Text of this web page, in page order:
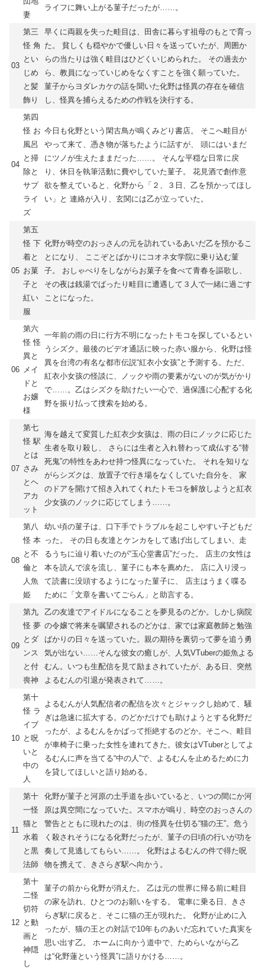
妻
ライフに舞い上がる菫子だったが……。
03
第三
怪 角
とい
じめ
と髪
飾り
早くに両親を失った畦目は、田舎に暮らす祖母のもとで育っ
た。 貧しくも穏やかで優しい日々を送っていたが、周囲か
らの当たりは強く畦目はひどくいじめられた。 その過去か
ら、教員になっていじめをなくすことを強く願っていた。
菫子からヨダレカケの話を聞いた化野は怪異の存在を確信
し、怪異を捕らえるための作戦を決行する。
04
第四
怪 お
風呂
と掃
除と
サプ
ライ
ズ
今日も化野という閑古鳥が鳴くみどり書店。 そこへ畦目が
やって来て、憑き物が落ちたように話すが、 頭にはいまだ
にツノが生えたままだった……。 そんな平穏な日常に戻
り、休日を執筆活動に費やしていた菫子。 花見酒で創作意
欲を整えていると、化野から「２、３日、乙を預かってほし
い」と 連絡が入り、玄関には乙が立っていた。
05
第五
怪 下
着と
お菓
子と
紅い
服
化野が時空のおっさんの元を訪れているあいだ乙を預かるこ
とになり、 ここぞとばかりにコオネ女学院に乗り込む菫
子。 おしゃべりをしながらお菓子を食べて青春を謳歌し、
その夜は銭湯でばったり畦目に遭遇して３人で一緒に過ごす
ことになった。
06
第六
怪 怪
異と
メイ
ドと
お嬢
様
一年前の雨の日に行方不明になったトモコを探しているとい
うシズク。最後のビデオ通話に映った赤い服から、化野は怪
異を台湾の有名な都市伝説“紅衣小女孩”と予測する。ただ、
紅衣小女孩の怪談に、ノックや雨の要素がないのが気がかり
で……。乙はシズクを助けたい一心で、過保護に心配する化
野を振り払って捜索を始める。
07
第七
怪 駅
とは
さみ
とヘ
アカ
ット
海を越えて変質した紅衣少女孩は、雨の日にノックに応じた
生者を取り殺し、 さらには生者と入れ替わって成仏する“替
死鬼”の特性をあわせ持つ怪異になっていた。 それを知りな
がらシズクは、放置子で行き場をなくしていた自分を、 家
のドアを開けて招き入れてくれたトモコを解放しようと紅衣
少女孩のノックに応じてしまう……。
08
第八
怪 本
と不
倫と
人魚
姫
幼い頃の菫子は、口下手でトラブルを起こしやすい子どもだ
った。 その日も友達とケンカをして逃げ出してしまい、走
るうちに辿り着いたのが“玉心堂書店”だった。 店主の女性は
本を読んで涙を流し、菫子にも本を薦めた。 店に入り浸っ
て読書に没頭するようになった菫子に、 店主はうまく喋る
ために「文章を書いてごらん」と助言する。
09
第九
怪 夢
とダ
ンス
と付
喪神
乙の友達でアイドルになることを夢見るのどか。しかし病院
の令嬢で将来を嘱望されるのどかは、家では家庭教師と勉強
ばかりの日々を送っていた。親の期待を裏切って夢を追う勇
気が出ない……そんな彼女の癒しが、人気VTuberの姫魚よる
むん。いつも生配信を見て励まされていたが、ある日、突然
よるむんの引退が発表されて……。
10
第十
怪 ラ
イブ
と呪
いと
中の
人
よるむんが人気配信者の配信を次々とジャックし始めて、騒
ぎは急速に拡大する。のどかだけでも助けようとする化野だ
ったが、よるむんをかばって拒絶するのどか。そこへ、畦目
が車椅子に乗った女性を連れてきた。彼女はVTuberとしてよ
るむんに声を当てる“中の人”で、よるむんを止めるために力
を貸してほしいと語り始める。
11
第十
一怪
猫と
水着
と黒
法師
化野が菫子と河原の土手道を歩いていると、いつの間にか河
原は異空間になっていた。スマホが鳴り、時空のおっさんの
警告とともに現れたのは、街の怪異を仕切る“猫の王”。危う
く殺されそうになる化野だったが、菫子の日頃の行いが功を
奏して見逃してもらい……。 化野はよるむんの件で得た呪
物を携えて、きさらぎ駅へ向かう。
12
第十
二怪
切符
と動
画と
神隠
し
菫子の前から化野が消えた。 乙は元の世界に帰る前に畦目
の家を訪れ、ひとつのお願いをする。 電車に乗る日、きさ
らぎ駅に戻ると、そこに猫の王が現れた。 化野が止めに入
ったが、猫の王との対話で10年ものあいだ忘れていた真実を
思い出す乙。 ホームに向かう道中で、ためらいながら乙
は“化野蓮という怪異”に語りかける……。